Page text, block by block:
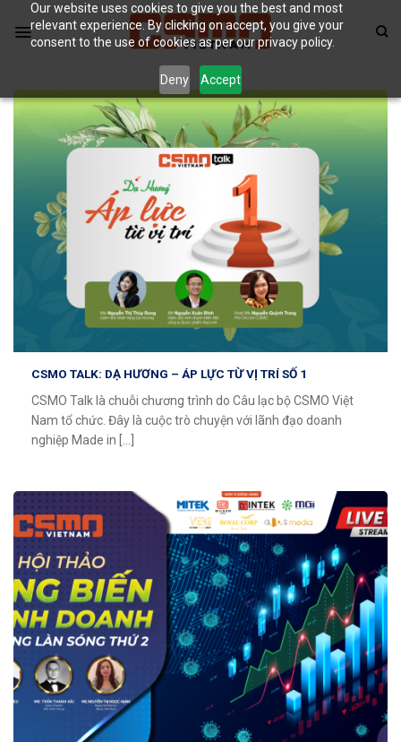
Our website uses cookies to give you the best and most
relevant experience. By clicking on accept, you give your
consent to the use of cookies as per our privacy policy.
Deny Accept
CSMO TALK: DẠ HƯƠNG – ÁP LỰC TỪ VỊ TRÍ SỐ 1
CSMO Talk là chuỗi chương trình do Câu lạc bộ CSMO Việt
Nam tổ chức. Đây là cuộc trò chuyện với lãnh đạo doanh
nghiệp Made in [...]